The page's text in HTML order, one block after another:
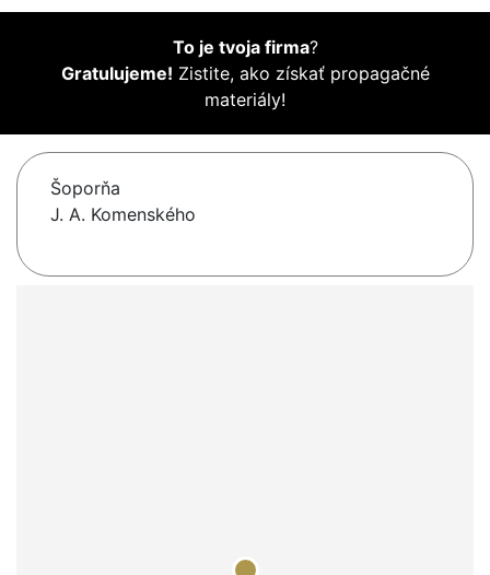
To je tvoja firma?
Gratulujeme! Zistite, ako získať propagačné
materiály!
Šoporňa
J. A. Komenského